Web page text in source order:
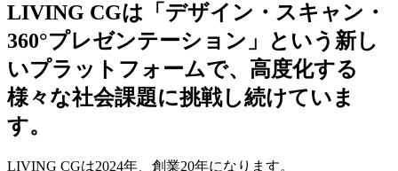
LIVING CGは「デザイン・スキャン・
360°プレゼンテーション」という新し
いプラットフォームで、高度化する
様々な社会課題に挑戦し続けていま
す。
LIVING CGは2024年、創業20年になります。